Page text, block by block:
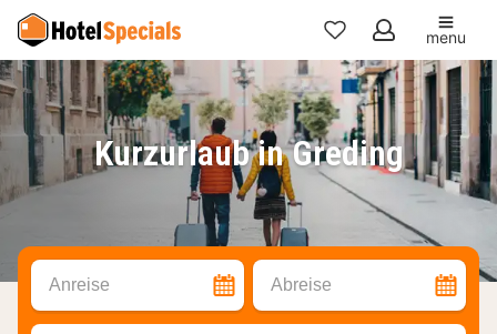
Meine
Favoriten
menu
Kurzurlaub in Greding
Anreise Abreise